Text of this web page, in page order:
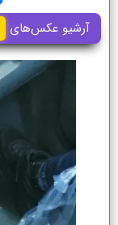
آرشیو عکس‌های